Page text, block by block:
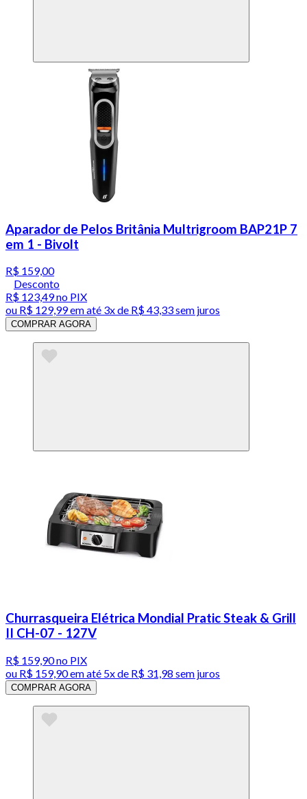
Aparador de Pelos Britânia Multrigroom BAP21P 7
em 1 - Bivolt
R$ 159,00
Desconto
R$ 123,49no PIX
ou R$ 129,99em até 3x de R$ 43,33 sem juros
COMPRAR AGORA
Churrasqueira Elétrica Mondial Pratic Steak & Grill
II CH-07 - 127V
R$ 159,90no PIX
ou R$ 159,90em até 5x de R$ 31,98 sem juros
COMPRAR AGORA